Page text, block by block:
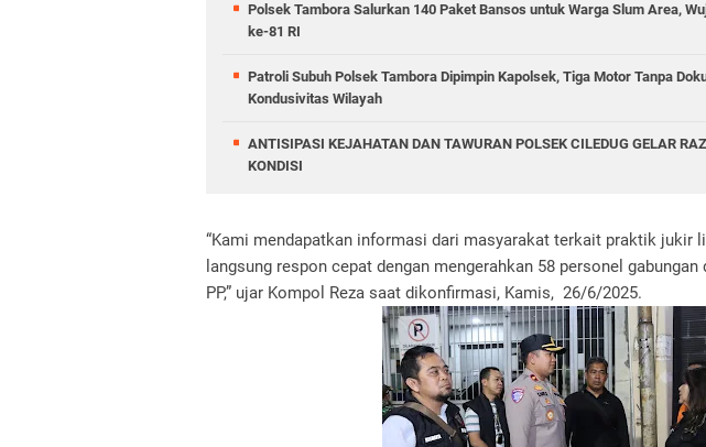
Polsek Tambora Salurkan 140 Paket Bansos untuk Warga Slum Area,
ke-81 RI
Patroli Subuh Polsek Tambora Dipimpin Kapolsek, Tiga Motor Tanpa
Kondusivitas Wilayah
ANTISIPASI KEJAHATAN DAN TAWURAN POLSEK CILEDUG GELAR
KONDISI
“Kami mendapatkan informasi dari masyarakat terkait praktik jukir
langsung respon cepat dengan mengerahkan 58 personel gabungan
PP,” ujar Kompol Reza saat dikonfirmasi, Kamis, 26/6/2025.